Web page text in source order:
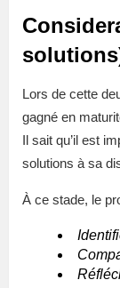
Lors de cette
gagné en
Il sait qu’il est
solutions à sa
À ce stade, le